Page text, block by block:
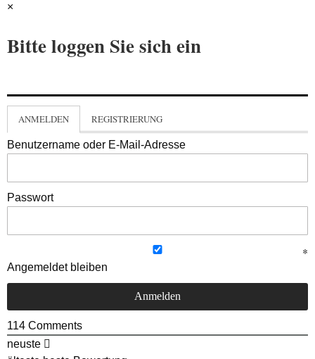
×
Bitte loggen Sie sich ein
ANMELDEN REGISTRIERUNG
Benutzername oder E-Mail-Adresse
Passwort
Angemeldet bleiben
114 Comments
neuste